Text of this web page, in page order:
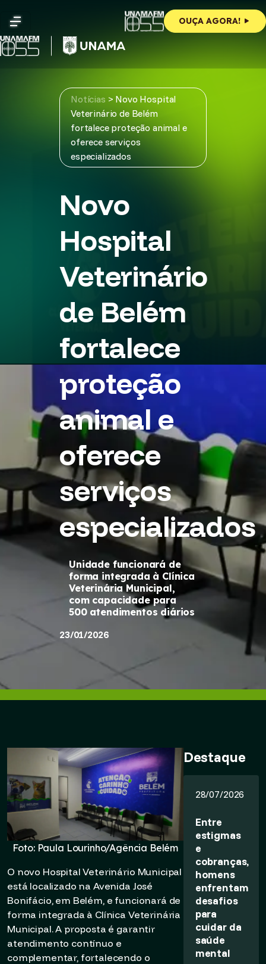
content
OUÇA AGORA!
Notícias > Novo Hospital
Veterinário de Belém
fortalece proteção animal e
oferece serviços
especializados
Novo
Hospital
Veterinário
de Belém
fortalece
proteção
animal e
oferece
serviços
especializados
Unidade funcionará de
forma integrada à Clínica
Veterinária Municipal,
com capacidade para
500 atendimentos diários
23/01/2026
Foto: Paula Lourinho/Agência Belém
O novo Hospital Veterinário Municipal
está localizado na Avenida José
Bonifácio, em Belém, e funcionará de
forma integrada à Clínica Veterinária
Municipal. A proposta é garantir
atendimento contínuo e
complementar, fortalecendo o
Destaque
28/07/2026
Entre
estigmas
e
cobranças,
homens
enfrentam
desafios
para
cuidar da
saúde
mental